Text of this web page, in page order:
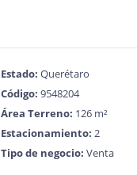
Estado: Querétaro
Código: 9548204
Área Terreno: 126 m²
Estacionamiento: 2
Tipo de negocio: Venta